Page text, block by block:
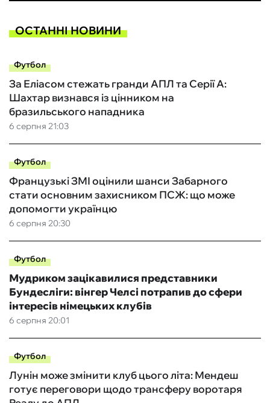
ОСТАННІ НОВИНИ
Футбол
6 серпня 21:03
За Еліасом стежать гранди АПЛ та Серії А:
Шахтар визнався із цінником на
бразильського нападника
Футбол
6 серпня 20:30
Французькі ЗМІ оцінили шанси Забарного
стати основним захисником ПСЖ: що може
допомогти українцю
Футбол
6 серпня 20:01
Мудриком зацікавилися представники
Бундесліги: вінгер Челсі потрапив до сфери
інтересів німецьких клубів
Футбол
Лунін може змінити клуб цього літа: Мендеш
готує переговори щодо трансферу воротаря